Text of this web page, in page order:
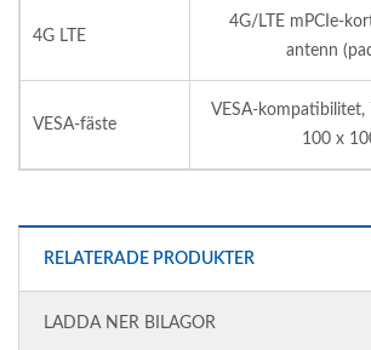
4G LTE
4G/LTE mPCIe-
antenn
VESA-fäste
VESA-kompatibilitet,
100 x
RELATERADE PRODUKTER
LADDA NER BILAGOR